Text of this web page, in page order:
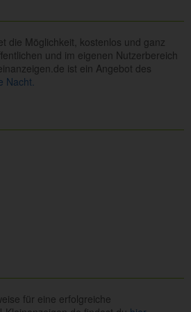
die Möglichkeit, kostenlos und ganz
und im eigenen Nutzerbereich
ist ein Angebot des
Nacht.
für eine erfolgreiche